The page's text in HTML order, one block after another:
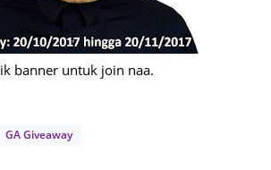
banner untuk join naa.
GA Giveaway